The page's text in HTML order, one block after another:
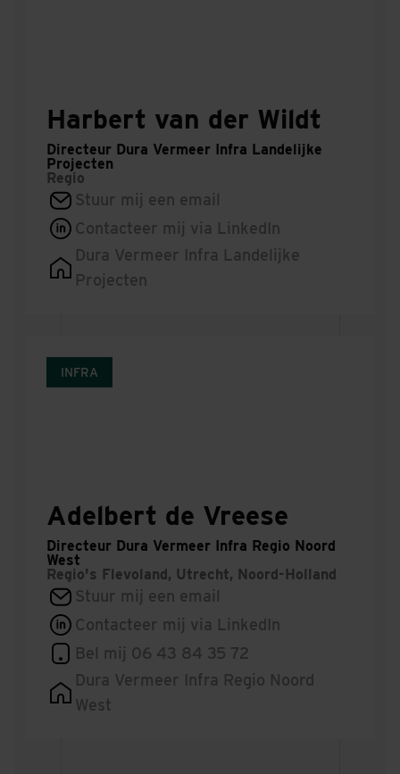
Harbert van der Wildt
Directeur Dura Vermeer Infra Landelijke
Projecten
Regio
Stuur mij een email
Contacteer mij via LinkedIn
Dura Vermeer Infra Landelijke
Projecten
INFRA
Adelbert de Vreese
Directeur Dura Vermeer Infra Regio Noord
West
Regio's Flevoland, Utrecht, Noord-Holland
Stuur mij een email
Contacteer mij via LinkedIn
Bel mij 06 43 84 35 72
Dura Vermeer Infra Regio Noord
West